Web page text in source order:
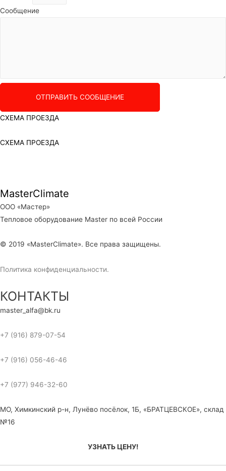
Сообщение
ОТПРАВИТЬ СООБЩЕНИЕ
СХЕМА ПРОЕЗДА
СХЕМА ПРОЕЗДА
MasterClimate
ООО «Мастер»
Тепловое оборудование Master по всей России
© 2019 «MasterClimate». Все права защищены.
Политика конфиденциальности.
КОНТАКТЫ
master_alfa@bk.ru
+7 (916) 879-07-54
+7 (916) 056-46-46
+7 (977) 946-32-60
МО, Химкинский р-н, Лунёво посёлок, 1Б, «БРАТЦЕВСКОЕ», склад
№16
УЗНАТЬ ЦЕНУ!